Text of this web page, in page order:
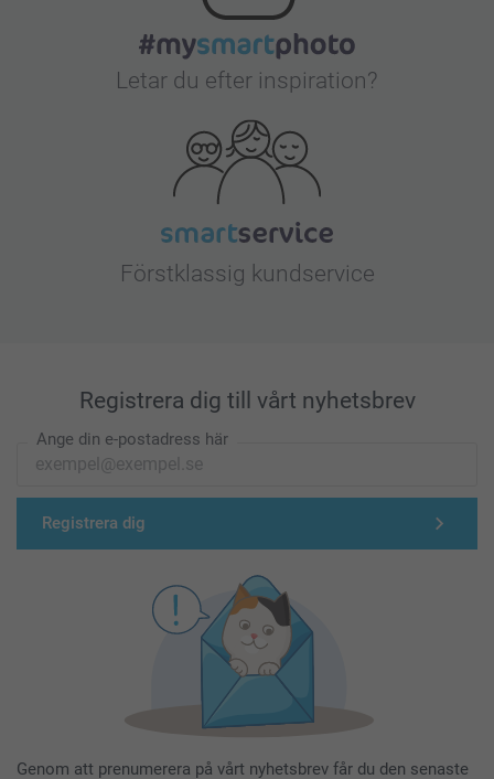
Letar du efter inspiration?
Förstklassig kundservice
Registrera dig till vårt nyhetsbrev
Ange din e-postadress här
Registrera dig
Genom att prenumerera på vårt nyhetsbrev får du den senaste